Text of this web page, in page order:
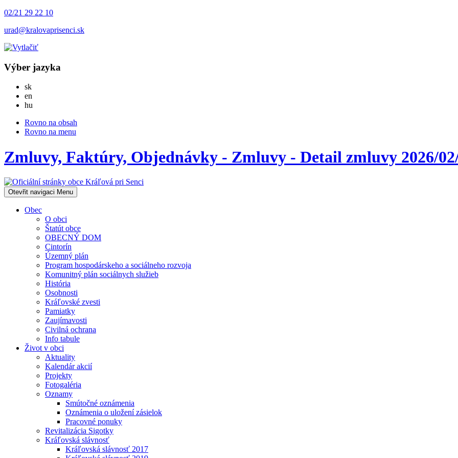
02/21 29 22 10
urad@kralovaprisenci.sk
Výber jazyka
skSlovensky
en
hu
Rovno na obsah
Rovno na menu
Zmluvy, Faktúry, Objednávky - Zmluvy - Detail zmluvy 2026/
Otevřit navigaci Menu
Obec
O obci
Štatút obce
OBECNÝ DOM
Cintorín
Územný plán
Program hospodárskeho a sociálneho rozvoja
Komunitný plán sociálnych služieb
História
Osobnosti
Kráľovské zvesti
Pamiatky
Zaujímavosti
Civilná ochrana
Info tabule
Život v obci
Aktuality
Kalendár akcií
Projekty
Fotogaléria
Oznamy
Smútočné oznámenia
Oznámenia o uložení zásielok
Pracovné ponuky
Revitalizácia Sigotky
Kráľovská slávnosť
Kráľovská slávnosť 2017